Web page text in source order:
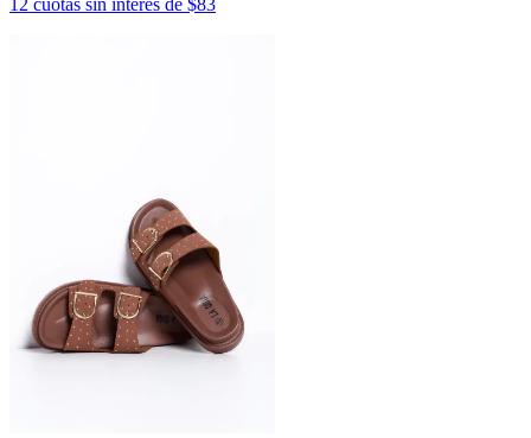
12 cuotas sin interés de $83